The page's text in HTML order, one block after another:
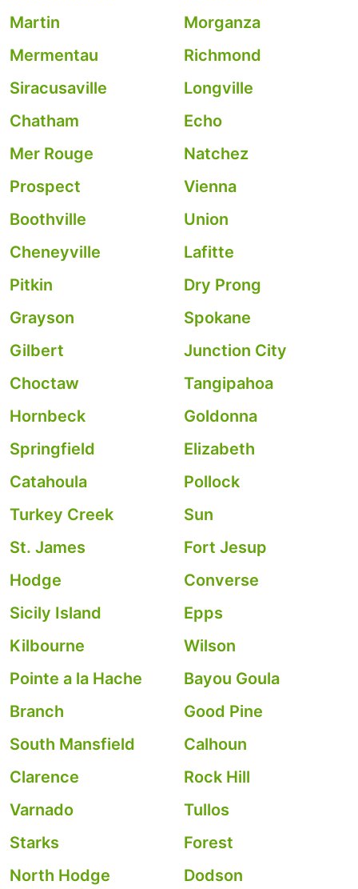
Martin
Morganza
Mermentau
Richmond
Siracusaville
Longville
Chatham
Echo
Mer Rouge
Natchez
Prospect
Vienna
Boothville
Union
Cheneyville
Lafitte
Pitkin
Dry Prong
Grayson
Spokane
Gilbert
Junction City
Choctaw
Tangipahoa
Hornbeck
Goldonna
Springfield
Elizabeth
Catahoula
Pollock
Turkey Creek
Sun
St. James
Fort Jesup
Hodge
Converse
Sicily Island
Epps
Kilbourne
Wilson
Pointe a la Hache
Bayou Goula
Branch
Good Pine
South Mansfield
Calhoun
Clarence
Rock Hill
Varnado
Tullos
Starks
Forest
North Hodge
Dodson